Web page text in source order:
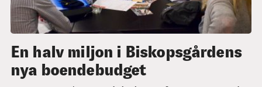
En halv miljon i Biskopsgårdens
nya boendebudget